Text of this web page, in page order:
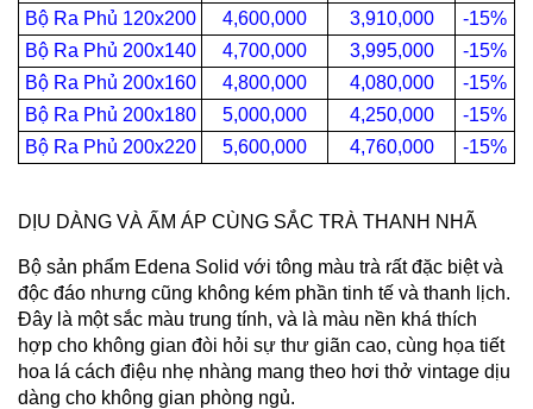
Bộ Ra Phủ 120x200 4,600,000 3,910,000
-15%
Bộ Ra Phủ 200x140
4,700,000 3,995,000
-15%
Bộ Ra Phủ 200x160
4,800,000 4,080,000
-15%
Bộ Ra Phủ 200x180
5,000,000 4,250,000
-15%
Bộ Ra Phủ 200x220
5,600,000 4,760,000 -15%
DỊU DÀNG VÀ ẤM ÁP CÙNG SẮC TRÀ THANH NHÃ
Bộ sản phẩm Edena Solid với tông màu trà rất đặc biệt và
độc đáo nhưng cũng không kém phần tinh tế và thanh lịch.
Đây là một sắc màu trung tính, và là màu nền khá thích
hợp cho không gian đòi hỏi sự thư giãn cao, cùng họa tiết
hoa lá cách điệu nhẹ nhàng mang theo hơi thở vintage dịu
dàng cho không gian phòng ngủ.